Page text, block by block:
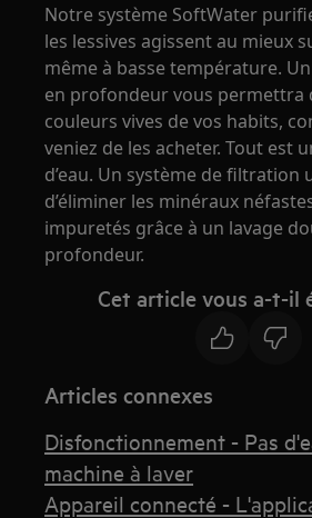
Notre système SoftWater
les lessives agissent au mieux
même à basse température.
en profondeur vous permettra
couleurs vives de vos habits,
veniez de les acheter. Tout est
d’eau. Un système de filtration
d’éliminer les minéraux
impuretés grâce à un lavage
profondeur.
Cet article vous a-t-il
Articles connexes
Disfonctionnement - Pas
machine à laver
Appareil connecté -